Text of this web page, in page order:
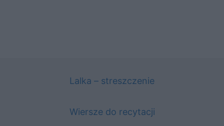
Lalka – streszczenie
Wiersze do recytacji